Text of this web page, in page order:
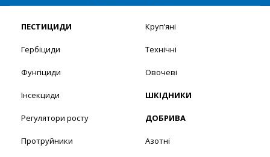
ПЕСТИЦИДИ
Гербіциди
Фунгіциди
Інсекциди
Регулятори росту
Протруйники
Круп’яні
Технічні
Овочеві
ШКІДНИКИ
ДОБРИВА
Азотні